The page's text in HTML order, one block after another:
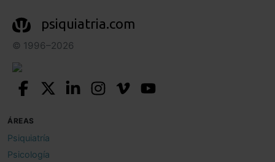
psiquiatria.com
© 1996–2026
ÁREAS
Psiquiatría
Psicología